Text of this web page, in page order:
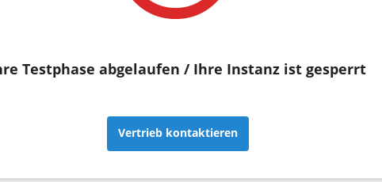
Testphase abgelaufen / Ihre Instanz ist gesperrt
Vertrieb kontaktieren